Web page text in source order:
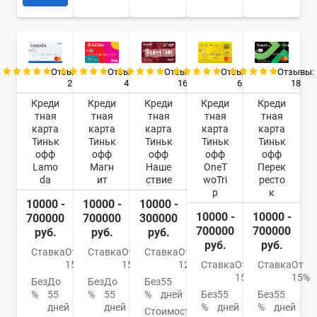
Отзывы:
2
Креди
тная
карта
Тиньк
офф
Lamo
da
10000 -
700000
руб.
СтавкаОт
15%
Без
%
До
55
дней
Отзывы:
4
Креди
тная
карта
Тиньк
офф
Магн
ит
10000 -
700000
руб.
СтавкаОт
15%
Без
%
До
55
дней
Отзывы:
16
Креди
тная
карта
Тиньк
офф
Наше
ствие
10000 -
300000
руб.
СтавкаОт
12%
Без
%
55
дней
Стоимость
590
Отзывы:
6
Креди
тная
карта
Тиньк
офф
OneT
woTri
p
10000 -
700000
руб.
СтавкаОт
15%
Без
%
55
дней
Отзывы:
18
Креди
тная
карта
Тиньк
офф
Перек
ресто
к
10000 -
700000
руб.
СтавкаОт
15%
Без
%
55
дней